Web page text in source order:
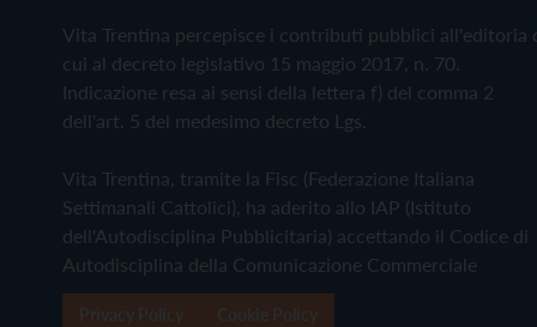
Vita Trentina percepisce i contributi pubblici all'editoria
cui al decreto legislativo 15 maggio 2017, n. 70.
Indicazione resa ai sensi della lettera f) del comma 2
dell'art. 5 del medesimo decreto Lgs.
Vita Trentina, tramite la Fisc (Federazione Italiana
Settimanali Cattolici), ha aderito allo IAP (Istituto
dell'Autodisciplina Pubblicitaria) accettando il Codice di
Autodisciplina della Comunicazione Commerciale